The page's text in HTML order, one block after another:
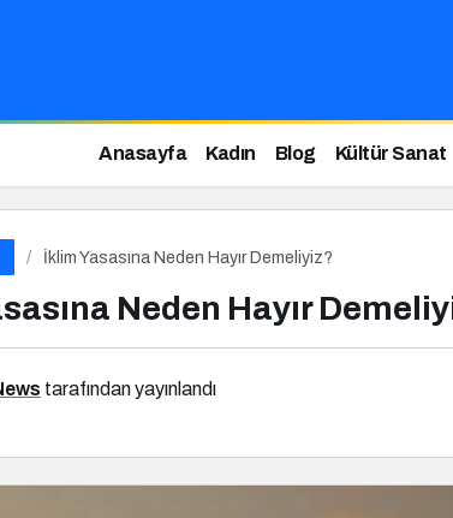
Anasayfa Kadın Blog Kültür Sanat
İklim Yasasına Neden Hayır Demeliyiz?
Neden Hayır
tarafından yayınlandı